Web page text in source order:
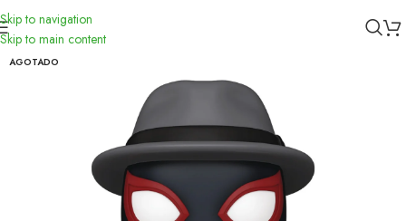
Skip to navigation
Skip to main content
Inicio Funko
AGOTADO